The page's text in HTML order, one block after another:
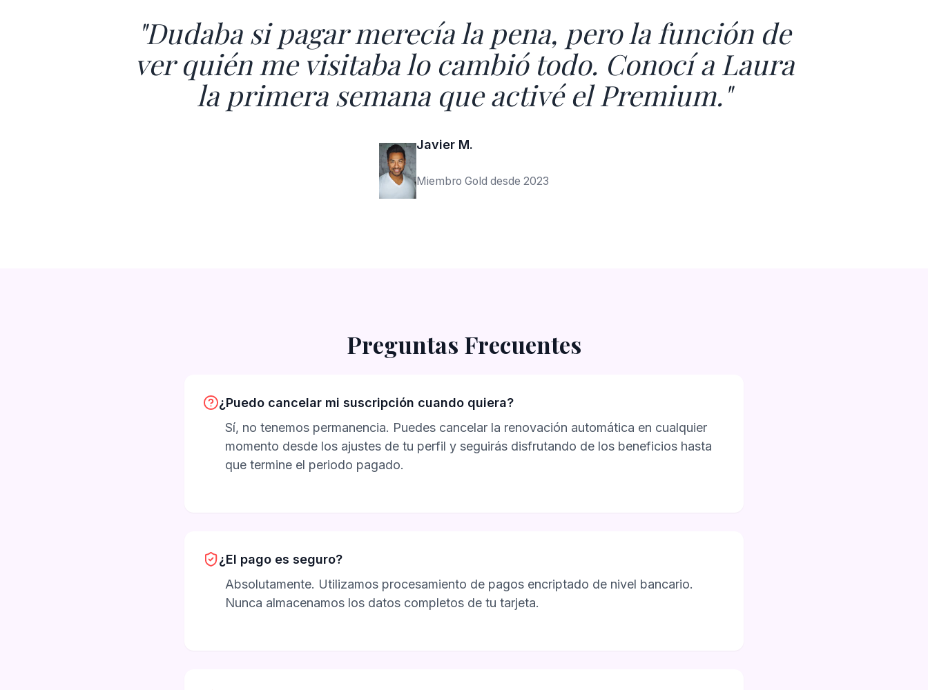
"Dudaba si pagar merecía la pena, pero la función de
ver quién me visitaba lo cambió todo. Conocí a Laura
la primera semana que activé el Premium."
Javier M.
Miembro Gold desde 2023
Preguntas Frecuentes
¿Puedo cancelar mi suscripción cuando quiera?
Sí, no tenemos permanencia. Puedes cancelar la renovación automática en cualquier
momento desde los ajustes de tu perfil y seguirás disfrutando de los beneficios hasta
que termine el periodo pagado.
¿El pago es seguro?
Absolutamente. Utilizamos procesamiento de pagos encriptado de nivel bancario.
Nunca almacenamos los datos completos de tu tarjeta.